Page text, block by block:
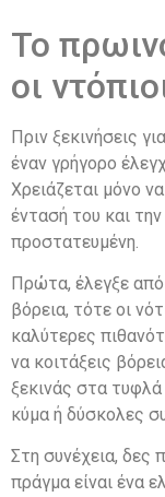
Το
οι
Πριν ξεκινήσεις
έναν γρήγορο
Χρειάζεται μόνο
έντασή του και
προστατευμένη.
Πρώτα, έλεγξε
βόρεια, τότε οι
καλύτερες
να κοιτάξεις
ξεκινάς στα τυφλά
κύμα ή δύσκολες
Στη συνέχεια, δες
πράγμα είναι ένα